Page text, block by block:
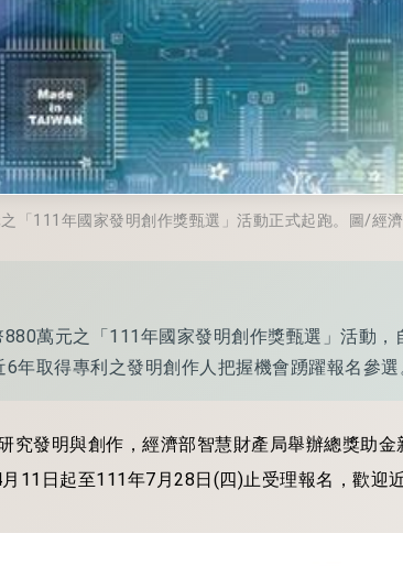
「111年國家發明創作獎甄選」活動正式起跑。圖/經
萬元之「111年國家發明創作獎甄選」活動，
年取得專利之發明創作人把握機會踴躍報名參選
究發明與創作，經濟部智慧財產局舉辦總獎助
11日起至111年7月28日(四)止受理報名，歡迎